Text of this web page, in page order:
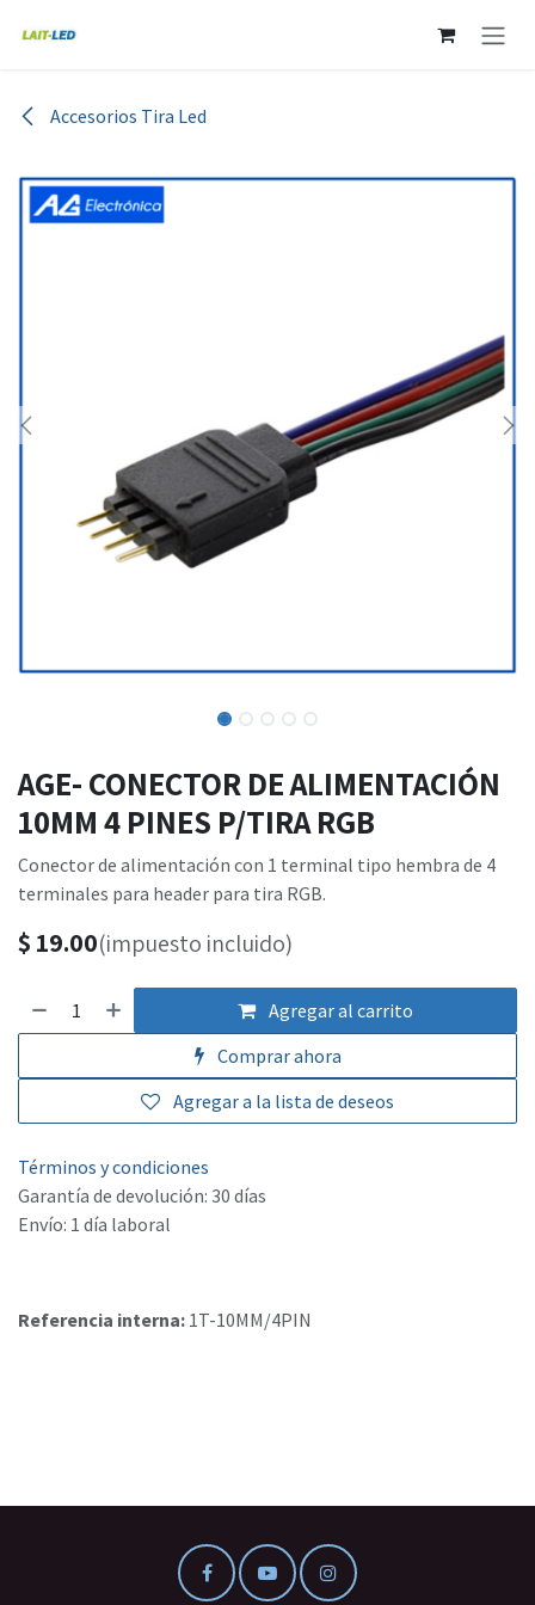
Accesorios Tira Led
AGE- CONECTOR DE ALIMENTACIÓN
10MM 4 PINES P/TIRA RGB
Conector de alimentación con 1 terminal tipo hembra de 4
terminales para header para tira RGB.
$ 19.00(impuesto incluido)
Agregar al carrito
Comprar ahora
Agregar a la lista de deseos
Términos y condiciones
Garantía de devolución: 30 días
Envío: 1 día laboral
Referencia interna: 1T-10MM/4PIN